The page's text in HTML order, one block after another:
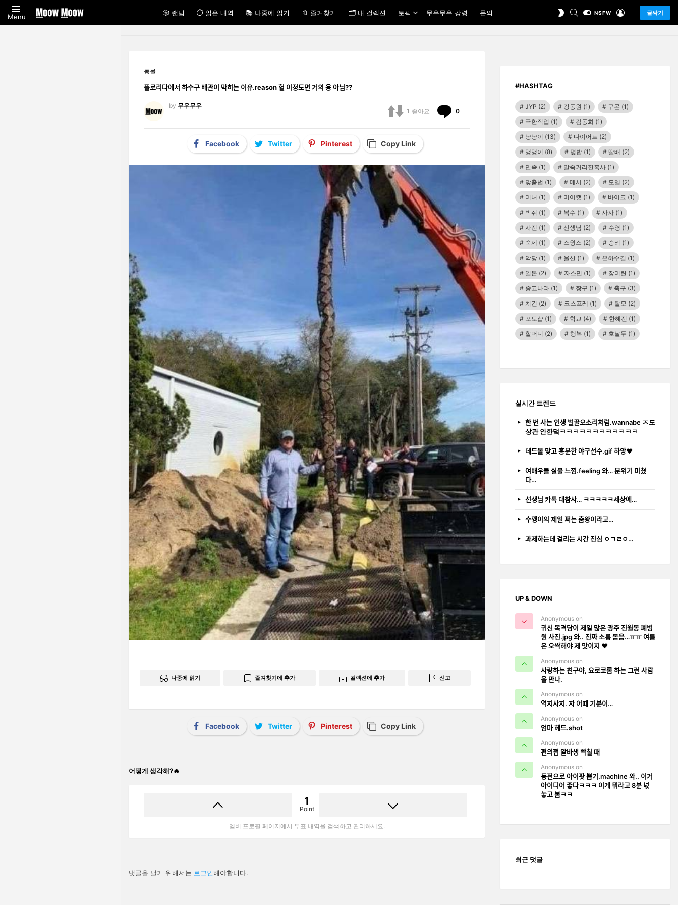
Menu 🎲 랜덤 ⏱ 읽은 내역 📚 나중에 읽기 🔖 즐겨찾기 🗂 내 컬렉션 토픽 무우무우 강령 문의
SWITCHSEARCHNSFW 글싸기
동물
플로리다에서 하수구 배관이 막히는 이유.reason 헐 이정도면 거의 용 아님??
by 무우무우
1 좋아요 0
Facebook Twitter Pinterest Copy Link
나중에 읽기 즐겨찾기에 추가 컬렉션에 추가 신고
Facebook Twitter Pinterest Copy Link
어떻게 생각해?🔥
1
Point
멤버 프로필 페이지에서 투표 내역을 검색하고 관리하세요.
답
글
댓글을 달기 위해서는 로그인해야합니다.
#HASHTAG
JYP (2) 강동원 (1) 구몬 (1)
극한직업 (1) 김동희 (1)
냥냥이 (13) 다이어트 (2)
댕댕이 (8) 덮밥 (1) 딸배 (2)
만족 (1) 말죽거리잔혹사 (1)
맞춤법 (1) 메시 (2) 모델 (2)
미녀 (1) 미어캣 (1) 바이크 (1)
박쥐 (1) 복수 (1) 사자 (1)
사진 (1) 선생님 (2) 수영 (1)
숙제 (1) 스윙스 (2) 승리 (1)
악당 (1) 울산 (1) 은하수길 (1)
일본 (2) 자스민 (1) 장미란 (1)
중고나라 (1) 짱구 (1) 축구 (3)
치킨 (2) 코스프레 (1) 탈모 (2)
포토샵 (1) 학교 (4) 한혜진 (1)
할머니 (2) 행복 (1) 호날두 (1)
실시간 트렌드
한 번 사는 인생 벌꿀오소리처럼.wannabe ㅈ도
상관 안한댘ㅋㅋㅋㅋㅋㅋㅋㅋㅋㅋㅋㅋ
데드볼 맞고 흥분한 야구선수.gif 하앙❤️
여배우들 실물 느낌.feeling 와… 분위기 미쳤
다…
선생님 카톡 대참사… ㅋㅋㅋㅋㅋ세상에…
수깽이의 제일 쩌는 춤왕이라고…
과제하는데 걸리는 시간 진심 ㅇㄱㄹㅇ…
UP & DOWN
Anonymous on
귀신 목격담이 제일 많은 광주 진월동 폐병
원 사진.jpg 와.. 진짜 소름 돋음…ㅠㅠ 여름
은 오싹해야 제 맛이지 ❤️
Anonymous on
사랑하는 친구야, 요로코롬 하는 그런 사람
을 만나.
Anonymous on
역지사지. 자 어때 기분이…
Anonymous on
엄마 헤드.shot
Anonymous on
편의점 알바생 빡칠 때
Anonymous on
동전으로 아이팟 뽑기.machine 와.. 이거
아이디어 좋다ㅋㅋㅋ 이게 뭐라고 8분 넋
놓고 봄ㅋㅋ
최근 댓글